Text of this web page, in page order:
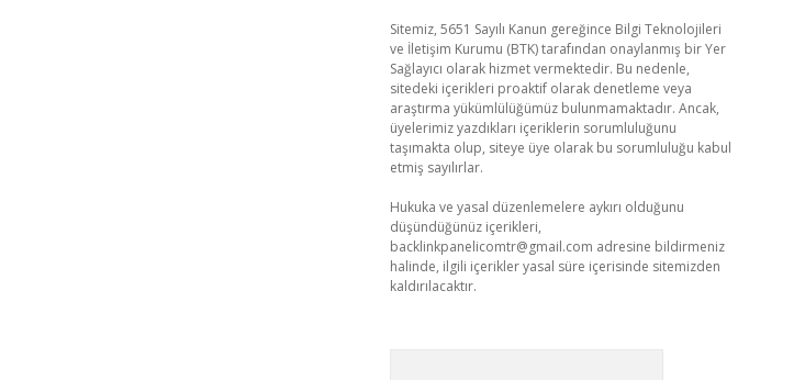
Sitemiz, 5651 Sayılı Kanun gereğince Bilgi Teknolojileri
ve İletişim Kurumu (BTK) tarafından onaylanmış bir Yer
Sağlayıcı olarak hizmet vermektedir. Bu nedenle,
sitedeki içerikleri proaktif olarak denetleme veya
araştırma yükümlülüğümüz bulunmamaktadır. Ancak,
üyelerimiz yazdıkları içeriklerin sorumluluğunu
taşımakta olup, siteye üye olarak bu sorumluluğu kabul
etmiş sayılırlar.
Hukuka ve yasal düzenlemelere aykırı olduğunu
düşündüğünüz içerikleri,
backlinkpanelicomtr@gmail.com adresine bildirmeniz
halinde, ilgili içerikler yasal süre içerisinde sitemizden
kaldırılacaktır.